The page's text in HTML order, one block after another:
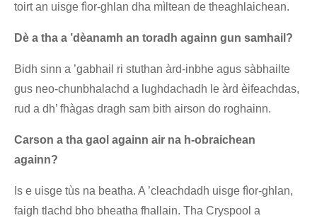
toirt an uisge fìor-ghlan dha mìltean de theaghlaichean.
Dè a tha a ’dèanamh an toradh againn gun samhail?
Bidh sinn a ’gabhail ri stuthan àrd-inbhe agus sàbhailte
gus neo-chunbhalachd a lughdachadh le àrd èifeachdas,
rud a dh’ fhàgas dragh sam bith airson do roghainn.
Carson a tha gaol againn air na h-obraichean
againn?
Is e uisge tùs na beatha. A ’cleachdadh uisge fìor-ghlan,
faigh tlachd bho bheatha fhallain. Tha Cryspool a